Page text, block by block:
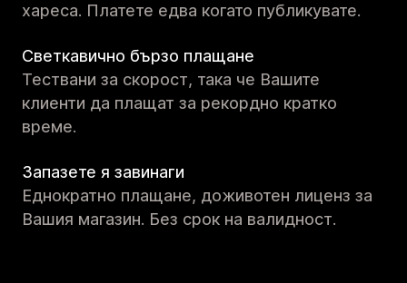
хареса. Платете едва когато публикувате.
Светкавично бързо плащане
Тествани за скорост, така че Вашите
клиенти да плащат за рекордно кратко
време.
Запазете я завинаги
Еднократно плащане, доживотен лиценз за
Вашия магазин. Без срок на валидност.